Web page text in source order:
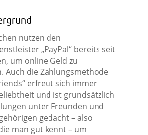
nutzen den
„PayPal“ bereits seit
um online Geld zu
Auch die Zahlungsmethode
erfreut sich immer
und ist grundsätzlich
unter Freunden und
gedacht – also
man gut kennt – um